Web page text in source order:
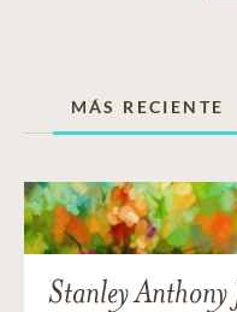
MÁS RECIENTE
Stanley Anthony